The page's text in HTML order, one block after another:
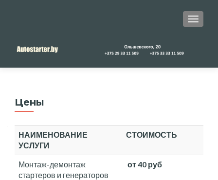
Цены
НАИМЕНОВАНИЕ
УСЛУГИ
СТОИМОСТЬ
Монтаж-демонтаж
стартеров и генераторов
от 40 руб